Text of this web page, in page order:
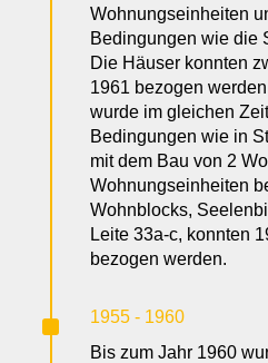
Wohnungseinheiten
Bedingungen wie die
Die Häuser konnten
1961 bezogen
wurde im gleichen
Bedingungen wie in
mit dem Bau von 2
Wohnungseinheiten
Wohnblocks,
Leite 33a-c, konnten
bezogen werden.
^
1955 - 1960
Bis zum Jahr 1960